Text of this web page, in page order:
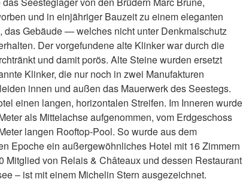
und in einjähriger Bauzeit zu einem eleganten
das Gebäude — welches nicht unter Denkmalschutz
Der vorgefundene alte Klinker war durch die
und damit porös. Alte Steine wurden ersetzt
Klinker, die nur noch in zwei Manufakturen
innen und außen das Mauerwerk des Seestegs.
einen langen, horizontalen Streifen. Im Inneren wurde
als Mittelachse aufgenommen, vom Erdgeschoss
langen Rooftop-Pool. So wurde aus dem
Epoche ein außergewöhnliches Hotel mit 16 Zimmern
Mitglied von Relais & Châteaux und dessen Restaurant
– ist mit einem Michelin Stern ausgezeichnet.